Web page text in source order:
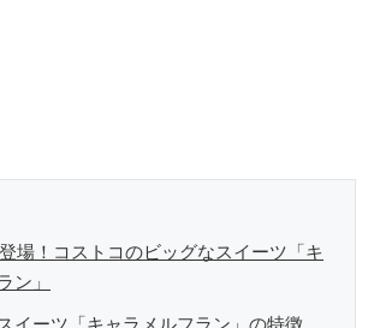
場！コストコのビッグなスイーツ「キ
ン」